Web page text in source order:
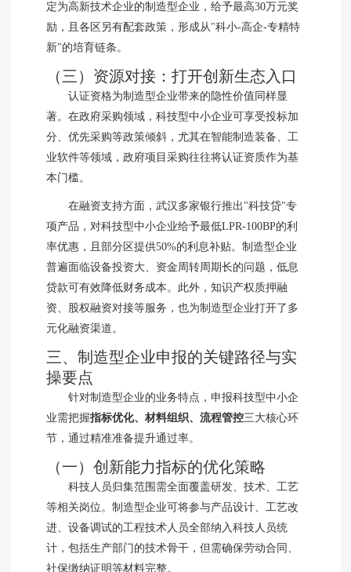
定为高新技术企业的制造型企业，给予最高30万元奖
励，且各区另有配套政策，形成从"科小-高企-专精特
新"的培育链条。
（三）资源对接：打开创新生态入口
认证资格为制造型企业带来的隐性价值同样显
著。在政府采购领域，科技型中小企业可享受投标加
分、优先采购等政策倾斜，尤其在智能制造装备、工
业软件等领域，政府项目采购往往将认证资质作为基
本门槛。
在融资支持方面，武汉多家银行推出"科技贷"专
项产品，对科技型中小企业给予最低LPR-100BP的利
率优惠，且部分区提供50%的利息补贴。制造型企业
普遍面临设备投资大、资金周转周期长的问题，低息
贷款可有效降低财务成本。此外，知识产权质押融
资、股权融资对接等服务，也为制造型企业打开了多
元化融资渠道。
三、制造型企业申报的关键路径与实
操要点
针对制造型企业的业务特点，申报科技型中小企
业需把握指标优化、材料组织、流程管控三大核心环
节，通过精准准备提升通过率。
（一）创新能力指标的优化策略
科技人员归集范围需全面覆盖研发、技术、工艺
等相关岗位。制造型企业可将参与产品设计、工艺改
进、设备调试的工程技术人员全部纳入科技人员统
计，包括生产部门的技术骨干，但需确保劳动合同、
社保缴纳证明等材料完整。